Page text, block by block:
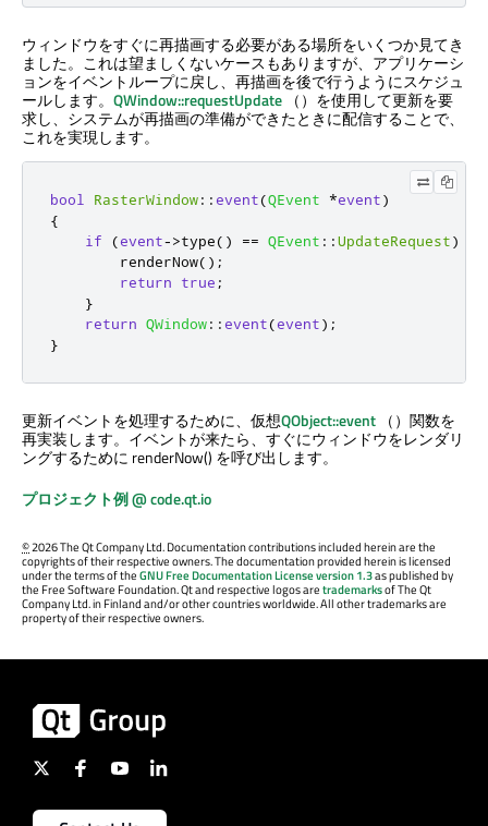
ウィンドウをすぐに再描画する必要がある場所をいくつか見てき
ました。これは望ましくないケースもありますが、アプリケーシ
ョンをイベントループに戻し、再描画を後で行うようにスケジュ
ールします。 QWindow::requestUpdate （）を使用して更新を要
求し、システムが再描画の準備ができたときに配信することで、
これを実現します。
bool RasterWindow::event(QEvent *event)
{
if
(event->type() == QEvent ::UpdateRequest)
        renderNow
();
return
true ;
}
return QWindow::event(event);
}
更新イベントを処理するために、仮想QObject::event （）関数を
再実装します。イベントが来たら、すぐにウィンドウをレンダリ
ングするために renderNow() を呼び出します。
プロジェクト例 @ code.qt.io
©2026 The Qt Company Ltd. Documentation contributions included herein are the
copyrights of their respective owners. The documentation provided herein is licensed
under the terms of theGNU Free Documentation License version 1.3as published by
the Free Software Foundation. Qt and respective logos aretrademarksof The Qt
Company Ltd. in Finland and/or other countries worldwide. All other trademarks are
property of their respective owners.